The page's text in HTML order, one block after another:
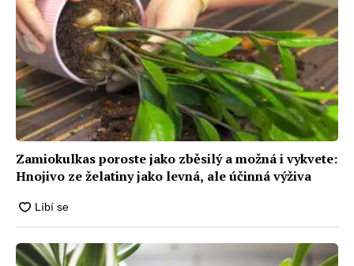
Zamiokulkas poroste jako zběsilý a možná i vykvete:
Hnojivo ze želatiny jako levná, ale účinná výživa